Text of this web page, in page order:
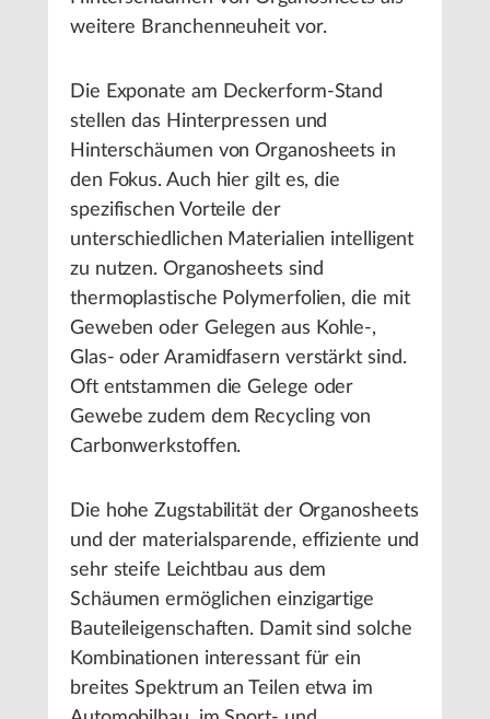
weitere Branchenneuheit vor.
Die Exponate am Deckerform-Stand
stellen das Hinterpressen und
Hinterschäumen von Organosheets in
den Fokus. Auch hier gilt es, die
spezifischen Vorteile der
unterschiedlichen Materialien intelligent
zu nutzen. Organosheets sind
thermoplastische Polymerfolien, die mit
Geweben oder Gelegen aus Kohle-,
Glas- oder Aramidfasern verstärkt sind.
Oft entstammen die Gelege oder
Gewebe zudem dem Recycling von
Carbonwerkstoffen.
Die hohe Zugstabilität der Organosheets
und der materialsparende, effiziente und
sehr steife Leichtbau aus dem
Schäumen ermöglichen einzigartige
Bauteileigenschaften. Damit sind solche
Kombinationen interessant für ein
breites Spektrum an Teilen etwa im